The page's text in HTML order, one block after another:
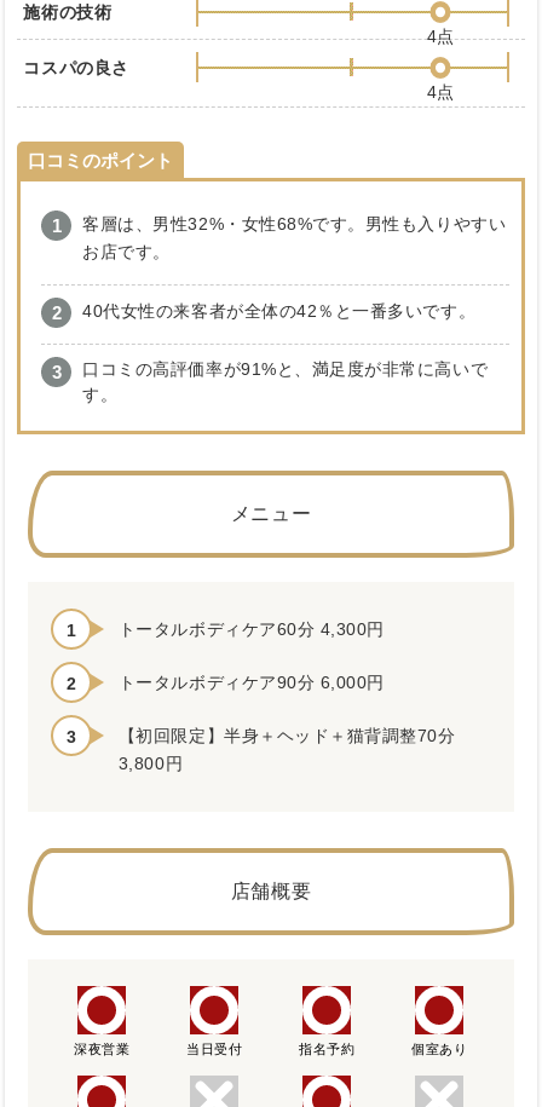
施術の技術
4点
コスパの良さ
4点
口コミのポイント
客層は、男性32%・女性68%です。男性も入りやすい
お店です。
40代女性の来客者が全体の42％と一番多いです。
口コミの高評価率が91%と、満足度が非常に高いで
す。
メニュー
トータルボディケア60分 4,300円
トータルボディケア90分 6,000円
【初回限定】半身＋ヘッド＋猫背調整70分
3,800円
店舗概要
深夜営業 当日受付 指名予約 個室あり